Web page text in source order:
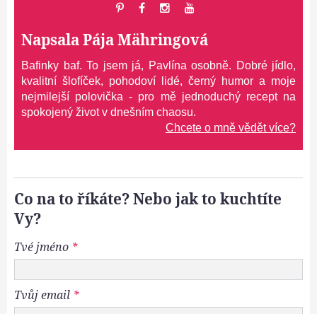
NapsalaPája Mähringová
Bafinky baf. To jsem já, Pavlína osobně. Dobré jídlo,
kvalitní šlofíček, pohodoví lidé, černý humor a moje
nejmilejší polovička - pro mě jednoduchý recept na
spokojený život v dnešním chaosu.
Chcete o mně vědět více?
Co na to říkáte? Nebo jak to kuchtíte
Vy?
Tvé jméno *
Tvůj email *